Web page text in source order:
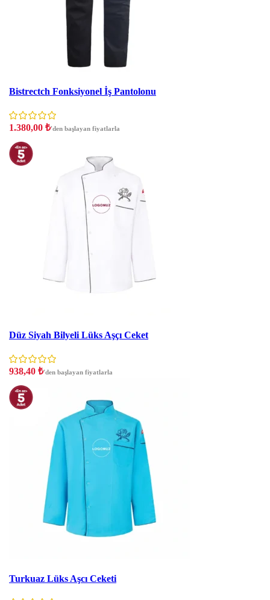
Bistrectch Fonksiyonel İş Pantolonu
1.380,00 ₺'den başlayan fiyatlarla
Düz Siyah Bilyeli Lüks Aşçı Ceket
938,40 ₺'den başlayan fiyatlarla
Turkuaz Lüks Aşcı Ceketi